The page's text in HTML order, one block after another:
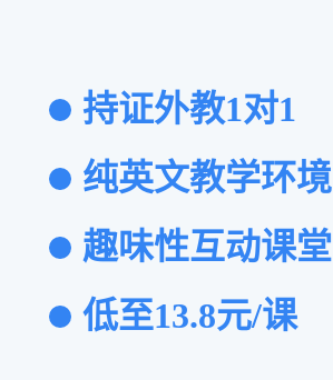
持证外教1对1
纯英文教学环境
趣味性互动课堂
低至13.8元/课